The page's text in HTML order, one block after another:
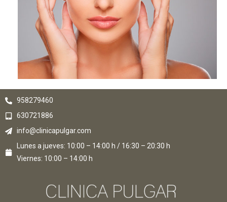
958279460
630721886
info@clinicapulgar.com
Lunes a jueves: 10:00 – 14:00 h / 16:30 – 20:30 h
Viernes: 10:00 – 14:00 h